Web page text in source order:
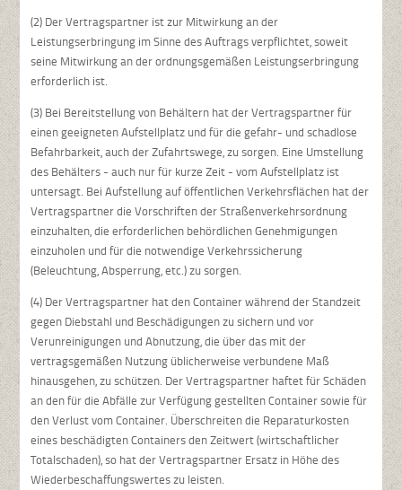
(2) Der Vertragspartner ist zur Mitwirkung an der
Leistungserbringung im Sinne des Auftrags verpflichtet, soweit
seine Mitwirkung an der ordnungsgemäßen Leistungserbringung
erforderlich ist.
(3) Bei Bereitstellung von Behältern hat der Vertragspartner für
einen geeigneten Aufstellplatz und für die gefahr- und schadlose
Befahrbarkeit, auch der Zufahrtswege, zu sorgen. Eine Umstellung
des Behälters - auch nur für kurze Zeit - vom Aufstellplatz ist
untersagt. Bei Aufstellung auf öffentlichen Verkehrsflächen hat der
Vertragspartner die Vorschriften der Straßenverkehrsordnung
einzuhalten, die erforderlichen behördlichen Genehmigungen
einzuholen und für die notwendige Verkehrssicherung
(Beleuchtung, Absperrung, etc.) zu sorgen.
(4) Der Vertragspartner hat den Container während der Standzeit
gegen Diebstahl und Beschädigungen zu sichern und vor
Verunreinigungen und Abnutzung, die über das mit der
vertragsgemäßen Nutzung üblicherweise verbundene Maß
hinausgehen, zu schützen. Der Vertragspartner haftet für Schäden
an den für die Abfälle zur Verfügung gestellten Container sowie für
den Verlust vom Container. Überschreiten die Reparaturkosten
eines beschädigten Containers den Zeitwert (wirtschaftlicher
Totalschaden), so hat der Vertragspartner Ersatz in Höhe des
Wiederbeschaffungswertes zu leisten.